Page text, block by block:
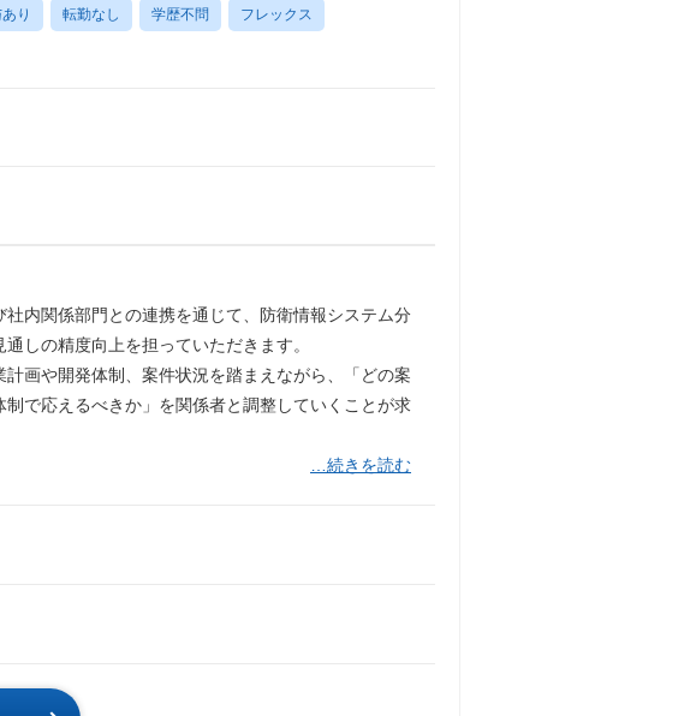
り 転勤なし 学歴不問 フレックス
内関係部門との連携を通じて、防衛情報システム分
しの精度向上を担っていただきます。
画や開発体制、案件状況を踏まえながら、「どの案
で応えるべきか」を関係者と調整していくことが求
…続きを読む